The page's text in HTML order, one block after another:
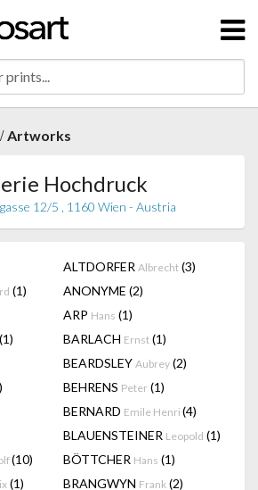
/Artworks
Hochdruck
12/5 , 1160 Wien - Austria
ALTDORFER Albrecht (3)
(1) ANONYME (2)
ARP Hans (1)
(1) BARLACH Ernst (1)
BEARDSLEY Aubrey (2)
BEHRENS Peter (1)
BERNARD Emile Henri (4)
BLAUENSTEINER Leopold (1)
(10) BÖTTCHER Hans (1)
(1) BRANGWYN Frank (2)